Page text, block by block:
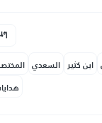
السعدي ابن كثير